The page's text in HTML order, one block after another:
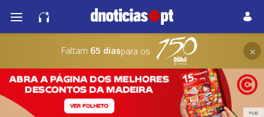
Faltam 65 diaspara os ×
PUB